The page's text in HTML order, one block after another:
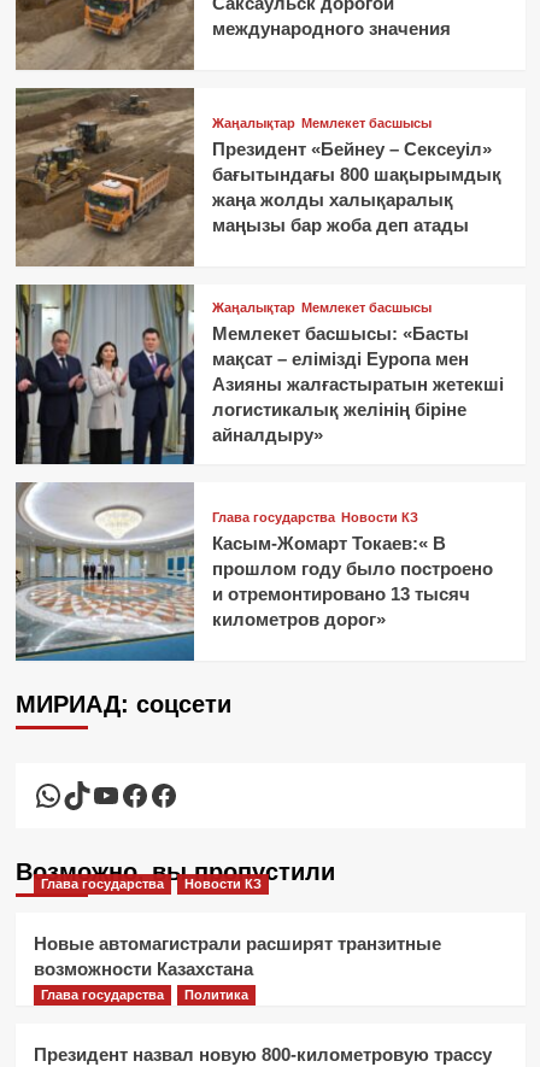
международного значения
Жаңалықтар Мемлекет басшысы
Президент «Бейнеу – Сексеуіл»
бағытындағы 800 шақырымдық
жаңа жолды халықаралық
маңызы бар жоба деп атады
Жаңалықтар Мемлекет басшысы
Мемлекет басшысы: «Басты
мақсат – елімізді Еуропа мен
Азияны жалғастыратын жетекші
логистикалық желінің біріне
айналдыру»
Глава государства Новости КЗ
Касым-Жомарт Токаев:« В
прошлом году было построено
и отремонтировано 13 тысяч
километров дорог»
МИРИАД: соцсети
WhatsApp
TikTok
YouTube
Facebook
Facebook
Возможно, вы пропустили
Глава государства Новости КЗ
Новые автомагистрали расширят транзитные
возможности Казахстана
Глава государства Политика
Президент назвал новую 800-километровую трассу